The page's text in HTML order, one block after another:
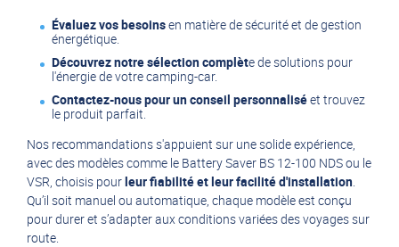
Évaluez vos besoinsen matière de sécurité et de gestion
énergétique.
Découvrez notre sélection complète de solutions pour
l'énergie de votre camping-car.
Contactez-nous pour un conseil personnaliséet trouvez
le produit parfait.
Nos recommandations s'appuient sur une solide expérience,
avec des modèles comme le Battery Saver BS 12-100 NDS ou le
VSR, choisis pourleur fiabilité et leur facilité d'installation.
Qu’il soit manuel ou automatique, chaque modèle est conçu
pour durer et s’adapter aux conditions variées des voyages sur
route.